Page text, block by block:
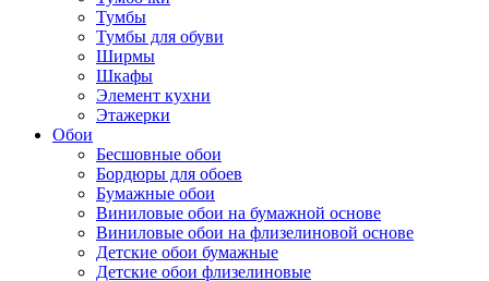
Тумбы
Тумбы для обуви
Ширмы
Шкафы
Элемент кухни
Этажерки
Обои
Бесшовные обои
Бордюры для обоев
Бумажные обои
Виниловые обои на бумажной основе
Виниловые обои на флизелиновой основе
Детские обои бумажные
Детские обои флизелиновые